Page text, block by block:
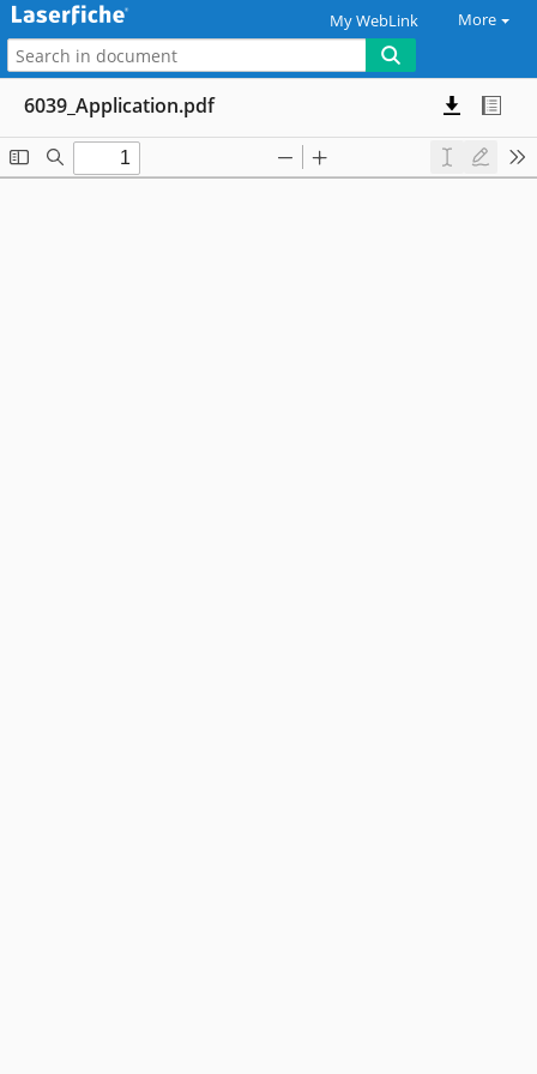
My WebLink More
6039_Application.pdf